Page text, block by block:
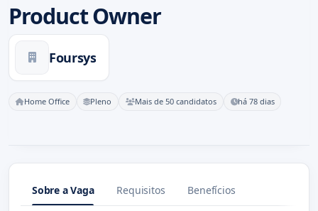
Product Owner
Foursys
Home Office Pleno Mais de 50 candidatos há 78 dias
Sobre a Vaga Requisitos Benefícios